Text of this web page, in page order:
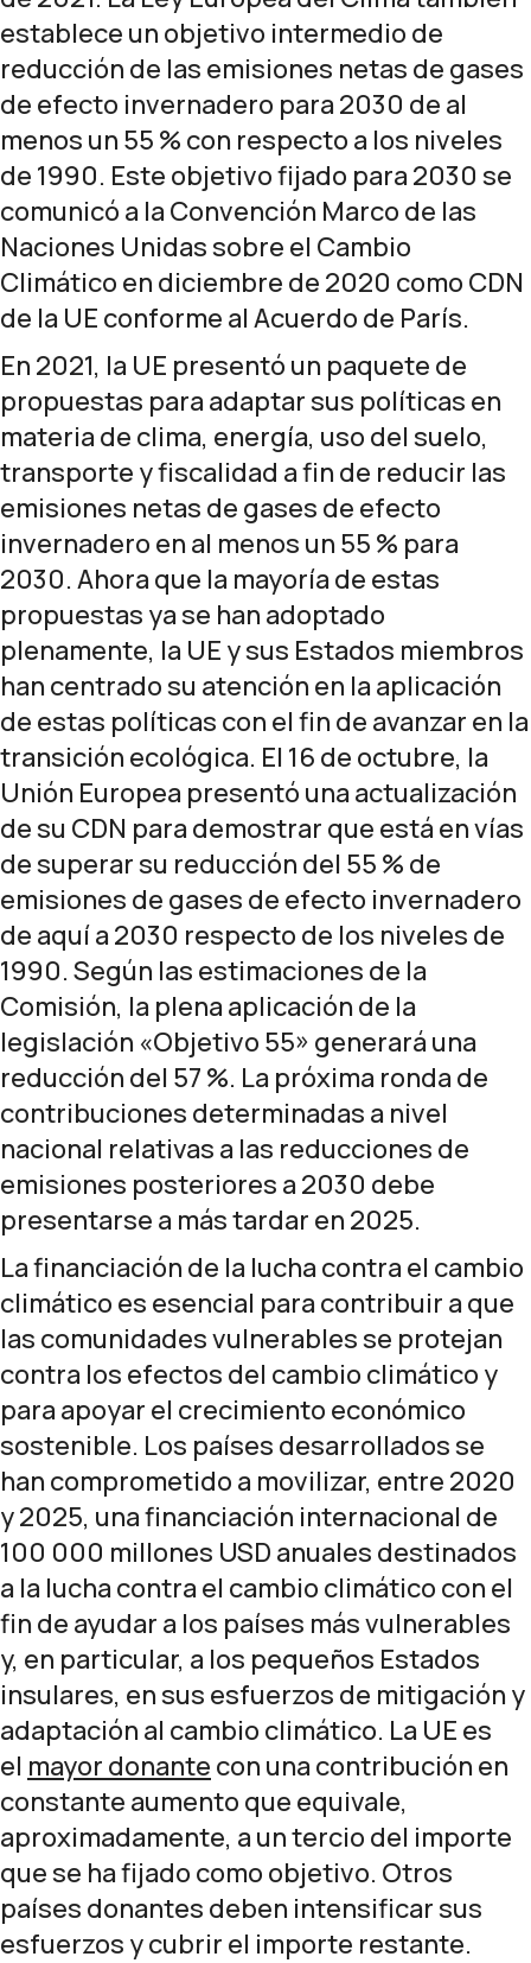
establece un objetivo intermedio de
reducción de las emisiones netas de gases
de efecto invernadero para 2030 de al
menos un 55 % con respecto a los niveles
de 1990. Este objetivo fijado para 2030 se
comunicó a la Convención Marco de las
Naciones Unidas sobre el Cambio
Climático en diciembre de 2020 como CDN
de la UE conforme al Acuerdo de París.
En 2021, la UE presentó un paquete de
propuestas para adaptar sus políticas en
materia de clima, energía, uso del suelo,
transporte y fiscalidad a fin de reducir las
emisiones netas de gases de efecto
invernadero en al menos un 55 % para
2030. Ahora que la mayoría de estas
propuestas ya se han adoptado
plenamente, la UE y sus Estados miembros
han centrado su atención en la aplicación
de estas políticas con el fin de avanzar en la
transición ecológica. El 16 de octubre, la
Unión Europea presentó una actualización
de su CDN para demostrar que está en vías
de superar su reducción del 55 % de
emisiones de gases de efecto invernadero
de aquí a 2030 respecto de los niveles de
1990. Según las estimaciones de la
Comisión, la plena aplicación de la
legislación «Objetivo 55» generará una
reducción del 57 %. La próxima ronda de
contribuciones determinadas a nivel
nacional relativas a las reducciones de
emisiones posteriores a 2030 debe
presentarse a más tardar en 2025.
La financiación de la lucha contra el cambio
climático es esencial para contribuir a que
las comunidades vulnerables se protejan
contra los efectos del cambio climático y
para apoyar el crecimiento económico
sostenible. Los países desarrollados se
han comprometido a movilizar, entre 2020
y 2025, una financiación internacional de
100 000 millones USD anuales destinados
a la lucha contra el cambio climático con el
fin de ayudar a los países más vulnerables
y, en particular, a los pequeños Estados
insulares, en sus esfuerzos de mitigación y
adaptación al cambio climático. La UE es
el mayor donante con una contribución en
constante aumento que equivale,
aproximadamente, a un tercio del importe
que se ha fijado como objetivo. Otros
países donantes deben intensificar sus
esfuerzos y cubrir el importe restante.